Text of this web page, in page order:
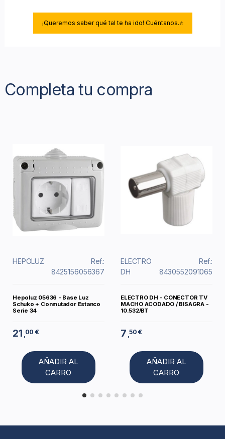
¡Queremos saber qué tal te ha ido! Cuéntanos.⭐
Completa tu compra
HEPOLUZ
Ref.:
8425156056367
Hepoluz 05636 - Base Luz
Schuko + Conmutador Estanco
Serie 34
21 ,00 €
AÑADIR AL
CARRO
ELECTRO
DH
Ref.:
8430552091065
ELECTRO DH - CONECTOR TV
MACHO ACODADO / BISAGRA -
10.532/BT
7 ,50 €
AÑADIR AL
CARRO